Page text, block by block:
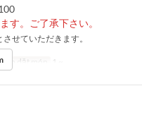
す。ご了承下さい。
せていただきます。
dặt món 1 ~